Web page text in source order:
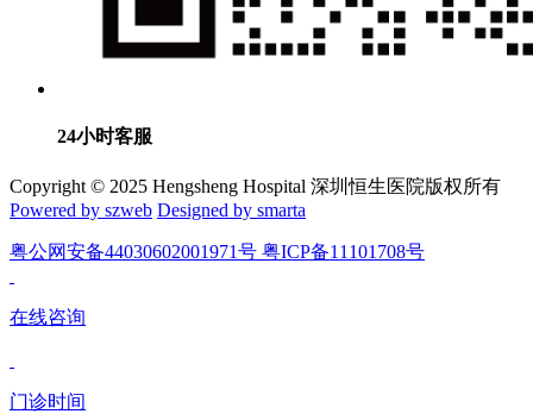
24小时客服
Copyright © 2025 Hengsheng Hospital 深圳恒生医院版权所有
Powered by szweb Designed by smarta
粤公网安备44030602001971号 粤ICP备11101708号
在线咨询
门诊时间